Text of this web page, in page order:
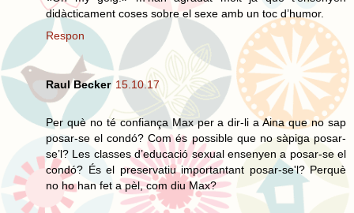
didàcticament coses sobre el sexe amb un toc d’humor.
Respon
Raul Becker 15.10.17
Per què no té confiança Max per a dir-li a Aina que no sap
posar-se el condó? Com és possible que no sàpiga posar-
se’l? Les classes d’educació sexual ensenyen a posar-se el
condó? És el preservatiu importantant posar-se'l? Perquè
no ho han fet a pèl, com diu Max?